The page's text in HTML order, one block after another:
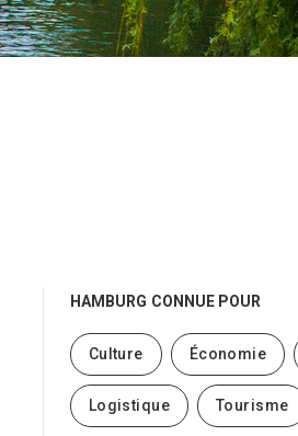
HAMBURG CONNUE POUR
Culture Économie
Logistique Tourisme